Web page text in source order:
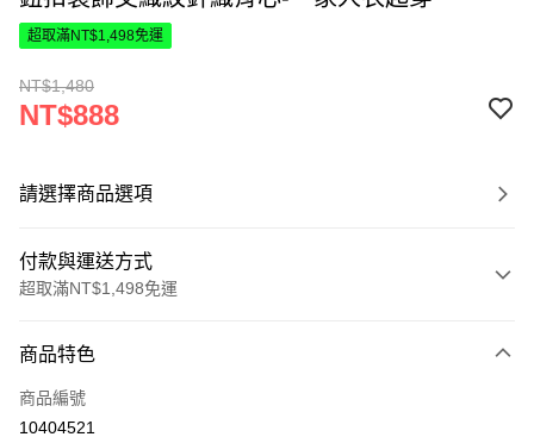
超取滿NT$1,498免運
NT$1,480
NT$888
請選擇商品選項
付款與運送方式
超取滿NT$1,498免運
信用卡一次付款
超商取貨付款
商品特色
商品編號
10404521